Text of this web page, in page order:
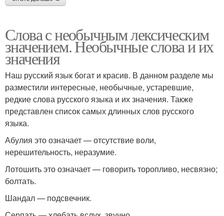
Слова с необычным лексическим
значением. Необычные слова и их
значения
Наш русский язык богат и красив. В данном разделе мы
разместили интересные, необычные, устаревшие,
редкие слова русского языка и их значения. Также
представлен список самых длинных слов русского
языка.
Абулия это означает — отсутствие воли,
нерешительность, неразумие.
Лотошить это означает — говорить торопливо, несвязно;
болтать.
Шандал — подсвечник.